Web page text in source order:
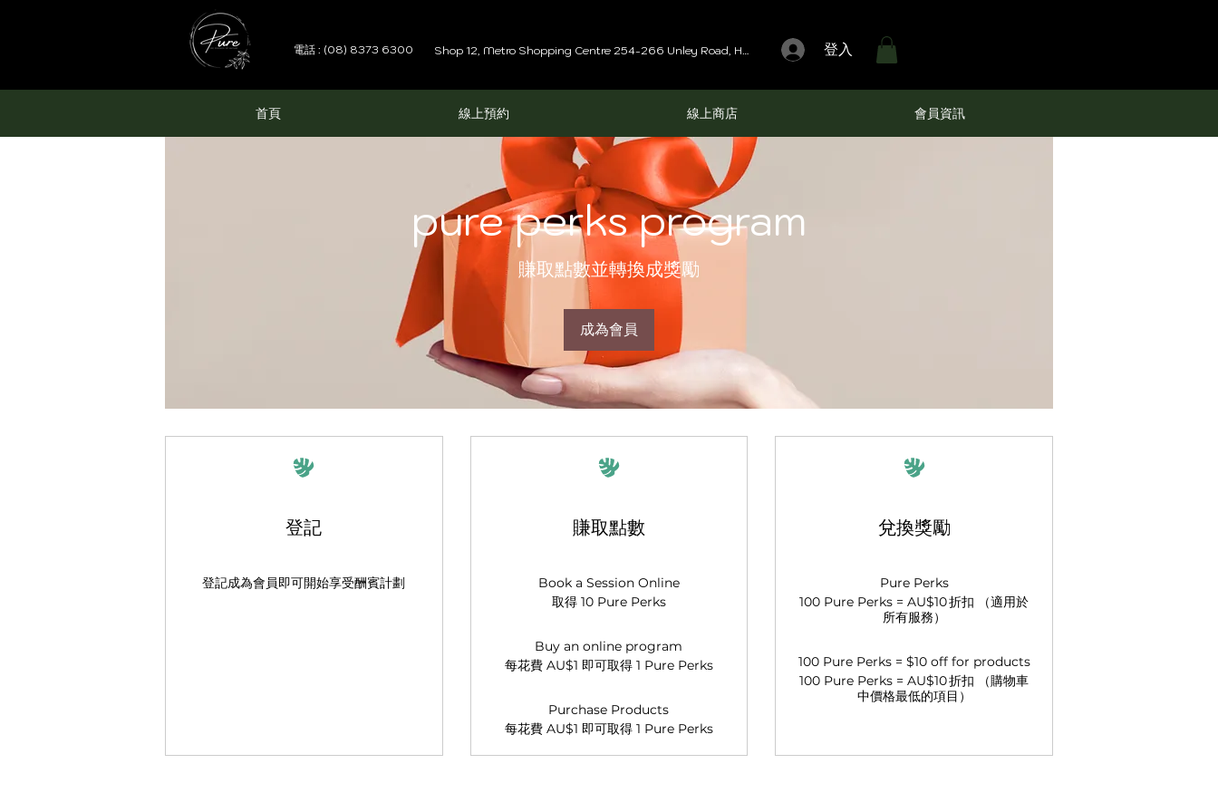
電話 : (08) 8373 6300 登入
首頁 線上預約 線上商店 會員資訊
pure perks program
賺取點數並轉換成獎勵
成為會員
登記
登記成為會員即可開始享受酬賓計劃
賺取點數
Book a Session Online
取得 10 Pure Perks
Buy an online program
每花費 AU$1 即可取得 1 Pure Perks
Purchase Products
每花費 AU$1 即可取得 1 Pure Perks
兌換獎勵
Pure Perks
100 Pure Perks = AU$10 折扣 （適用於
所有服務）
100 Pure Perks = $10 off for products
100 Pure Perks = AU$10 折扣 （購物車
中價格最低的項目）